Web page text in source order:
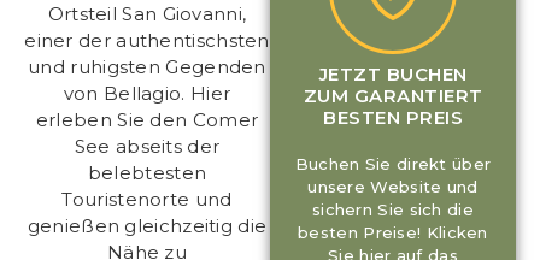
Ortsteil San Giovanni,
einer der authentischsten
und ruhigsten Gegenden
von Bellagio. Hier
erleben Sie den Comer
See abseits der
belebtesten
Touristenorte und
genießen gleichzeitig die
Nähe zu
JETZT BUCHEN
ZUM GARANTIERT
BESTEN PREIS
Buchen Sie direkt über
unsere Website und
sichern Sie sich die
besten Preise! Klicken
Sie hier auf das